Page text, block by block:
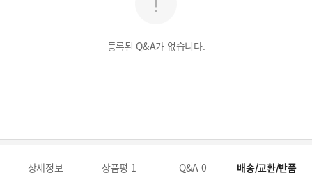
등록된 Q&A가 없습니다.
상세정보 상품평 1 Q&A 0 배송/교환/반품